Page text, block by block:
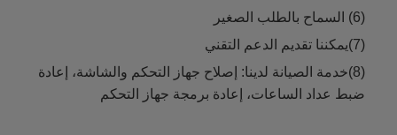
(6) السماح بالطلب الصغير
(7)يمكننا تقديم الدعم التقني
(8)خدمة الصيانة لدينا: إصلاح جهاز التحكم والشاشة، إعادة
ضبط عداد الساعات، إعادة برمجة جهاز التحكم